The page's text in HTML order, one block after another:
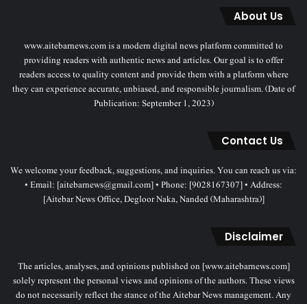
About Us
www.aitebarnews.com is a modern digital news platform committed to
providing readers with authentic news and articles. Our goal is to offer
readers access to quality content and provide them with a platform where
they can experience accurate, unbiased, and responsible journalism. (Date of
Publication: September 1, 2023)
Contact Us
We welcome your feedback, suggestions, and inquiries. You can reach us via:
• Email: [aitebarnews@gmail.com] • Phone: [9028167307] • Address:
[Aitebar News Office, Degloor Naka, Nanded (Maharashtra)]
Disclaimer
The articles, analyses, and opinions published on [www.aitebarnews.com]
solely represent the personal views and opinions of the authors. These views
do not necessarily reflect the stance of the Aitebar News management. Any